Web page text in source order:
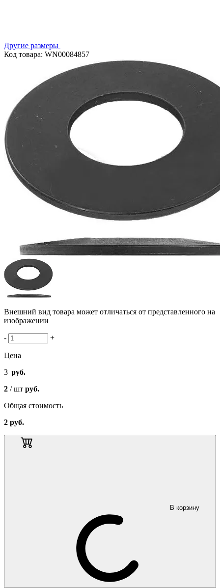
Другие размеры
Код товара: WN00084857
Внешний вид товара может отличаться от представленного на
изображении
- +
Цена
3 руб.
2 / шт руб.
Общая стоимость
2 руб.
В корзину